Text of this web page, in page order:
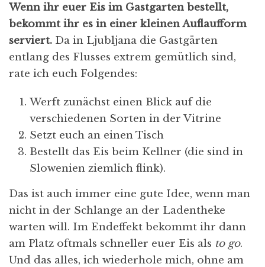
Wenn ihr euer Eis im Gastgarten bestellt,
bekommt ihr es in einer kleinen Auflaufform
serviert. Da in Ljubljana die Gastgärten
entlang des Flusses extrem gemütlich sind,
rate ich euch Folgendes:
Werft zunächst einen Blick auf die
verschiedenen Sorten in der Vitrine
Setzt euch an einen Tisch
Bestellt das Eis beim Kellner (die sind in
Slowenien ziemlich flink).
Das ist auch immer eine gute Idee, wenn man
nicht in der Schlange an der Ladentheke
warten will. Im Endeffekt bekommt ihr dann
am Platz oftmals schneller euer Eis als to go.
Und das alles, ich wiederhole mich, ohne am